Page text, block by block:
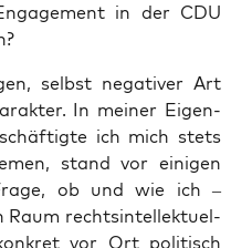
in der CDU
selbst nega­ti­ver Art
In mei­ner Eigen­
ich mich stets
stand vor eini­gen
ob und wie ich –
Raum rechts­in­tel­lek­tu­el­
vor Ort poli­tisch